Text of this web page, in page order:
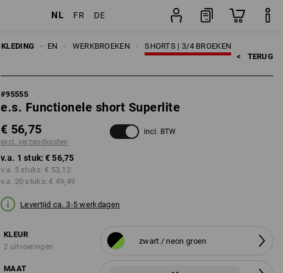
NL FR DE
KLEDING SHORTS | 3/4 BROEKEN
WERKBROEKEN
HEREN
< TERUG
#95555
e.s. Functionele short Superlite
€ 56,75
excl. verzendkosten
incl. BTW
v.a. 1 stuk: € 56,75
v.a. 5 stuks: € 53,12
v.a. 20 stuks: € 49,49
Levertijd ca. 3-5 werkdagen
KLEUR
2 uitvoeringen
zwart / neon groen
MAAT